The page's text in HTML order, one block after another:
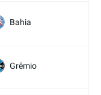
Bahia
Grêmio